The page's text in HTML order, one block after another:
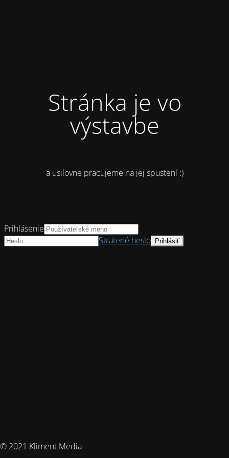
Stránka je vo
výstavbe
a usilovne pracujeme na jej spustení :)
© 2021 Kliment Media
Prihlásenie
Stratené heslo